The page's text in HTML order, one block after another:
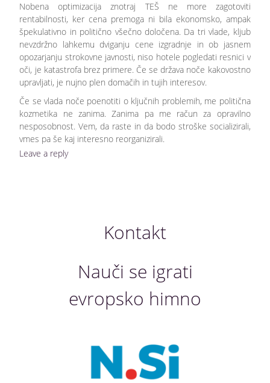
Nobena optimizacija znotraj TEŠ ne more zagotoviti
rentabilnosti, ker cena premoga ni bila ekonomsko, ampak
špekulativno in politično všečno določena. Da tri vlade, kljub
nevzdržno lahkemu dviganju cene izgradnje in ob jasnem
opozarjanju strokovne javnosti, niso hotele pogledati resnici v
oči, je katastrofa brez primere. Če se država noče kakovostno
upravljati, je nujno plen domačih in tujih interesov.
Če se vlada noče poenotiti o ključnih problemih, me politična
kozmetika ne zanima. Zanima pa me račun za opravilno
nesposobnost. Vem, da raste in da bodo stroške socializirali,
vmes pa še kaj interesno reorganizirali.
Leave a reply
Kontakt
Nauči se igrati
evropsko himno